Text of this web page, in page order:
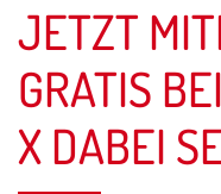
JETZT
GRATIS
X DABEI